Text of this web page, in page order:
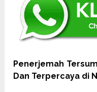
Penerjemah
Dan Terpercaya di